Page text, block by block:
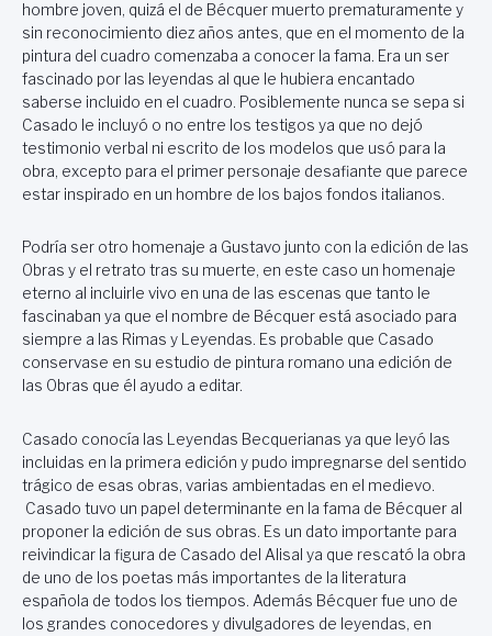
hombre joven, quizá el de Bécquer muerto prematuramente y
sin reconocimiento diez años antes, que en el momento de la
pintura del cuadro comenzaba a conocer la fama. Era un ser
fascinado por las leyendas al que le hubiera encantado
saberse incluido en el cuadro. Posiblemente nunca se sepa si
Casado le incluyó o no entre los testigos ya que no dejó
testimonio verbal ni escrito de los modelos que usó para la
obra, excepto para el primer personaje desafiante que parece
estar inspirado en un hombre de los bajos fondos italianos.
Podría ser otro homenaje a Gustavo junto con la edición de las
Obras y el retrato tras su muerte, en este caso un homenaje
eterno al incluirle vivo en una de las escenas que tanto le
fascinaban ya que el nombre de Bécquer está asociado para
siempre a las Rimas y Leyendas. Es probable que Casado
conservase en su estudio de pintura romano una edición de
las Obras que él ayudo a editar.
Casado conocía las Leyendas Becquerianas ya que leyó las
incluidas en la primera edición y pudo impregnarse del sentido
trágico de esas obras, varias ambientadas en el medievo.
Casado tuvo un papel determinante en la fama de Bécquer al
proponer la edición de sus obras. Es un dato importante para
reivindicar la figura de Casado del Alisal ya que rescató la obra
de uno de los poetas más importantes de la literatura
española de todos los tiempos. Además Bécquer fue uno de
los grandes conocedores y divulgadores de leyendas, en